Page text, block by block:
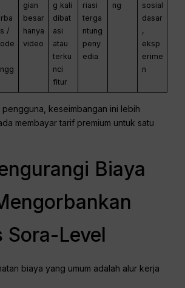
/
gian
besar
hanya
video
g kali
dibat
asi
atau
terku
nci
fitur
riasi
terga
ntung
peny
edia
ng
sosial
dasar
,
eksp
erime
n
keseimbangan ini lebih
membayar tarif premium untuk satu
Biaya
Sora-Level
biaya yang umum adalah alur kerja